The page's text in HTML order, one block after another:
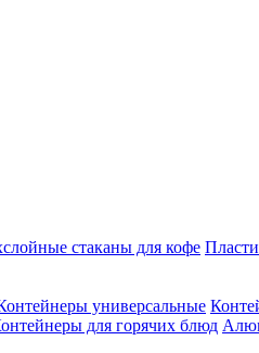
стаканы для кофе
универсальные
для горячих блюд